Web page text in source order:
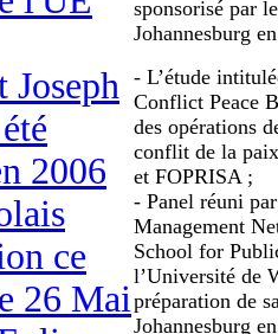
Joseph
2006
ce
26 Mai
sponsorisé par
Johannesburg
- L’étude
Conflict Peace
des opérations
conflit de la
et FOPRISA ;
- Panel réuni
Management
School for
l’Université de
préparation de
Johannesburg